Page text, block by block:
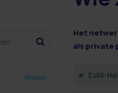
Wissen
Het
als private
Zuid-